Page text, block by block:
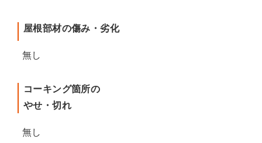
屋根部材の傷み・劣化
無し
コーキング箇所の
やせ・切れ
無し